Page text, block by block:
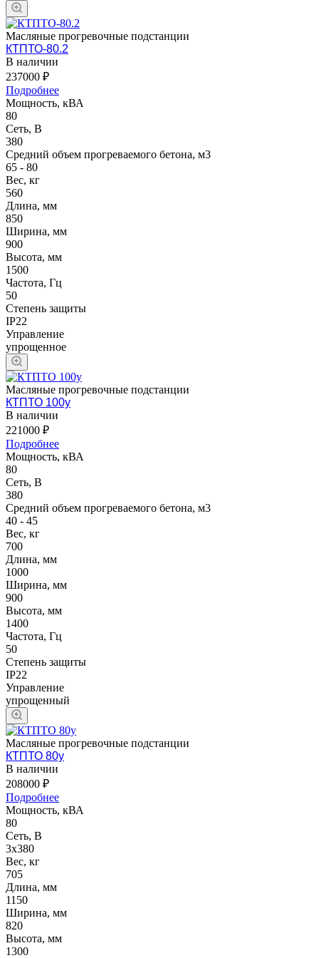
Масляные прогревочные подстанции
КТПТО-80.2
В наличии
237000 ₽
Подробнее
Мощность, кВА
80
Сеть, В
380
Средний объем прогреваемого бетона, м3
65 - 80
Вес, кг
560
Длина, мм
850
Ширина, мм
900
Высота, мм
1500
Частота, Гц
50
Степень защиты
IP22
Управление
упрощенное
Масляные прогревочные подстанции
КТПТО 100у
В наличии
221000 ₽
Подробнее
Мощность, кВА
80
Сеть, В
380
Средний объем прогреваемого бетона, м3
40 - 45
Вес, кг
700
Длина, мм
1000
Ширина, мм
900
Высота, мм
1400
Частота, Гц
50
Степень защиты
IP22
Управление
упрощенный
Масляные прогревочные подстанции
КТПТО 80у
В наличии
208000 ₽
Подробнее
Мощность, кВА
80
Сеть, В
3х380
Вес, кг
705
Длина, мм
1150
Ширина, мм
820
Высота, мм
1300